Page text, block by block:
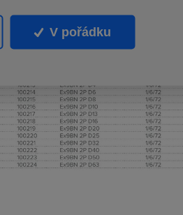
V pořádku